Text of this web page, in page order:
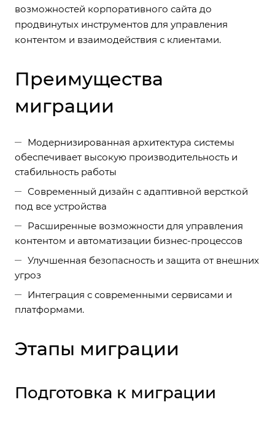
возможностей корпоративного сайта до
продвинутых инструментов для управления
контентом и взаимодействия с клиентами.
Преимущества
миграции
Модернизированная архитектура системы
обеспечивает высокую производительность и
стабильность работы
Современный дизайн с адаптивной версткой
под все устройства
Расширенные возможности для управления
контентом и автоматизации бизнес-процессов
Улучшенная безопасность и защита от внешних
угроз
Интеграция с современными сервисами и
платформами.
Этапы миграции
Подготовка к миграции